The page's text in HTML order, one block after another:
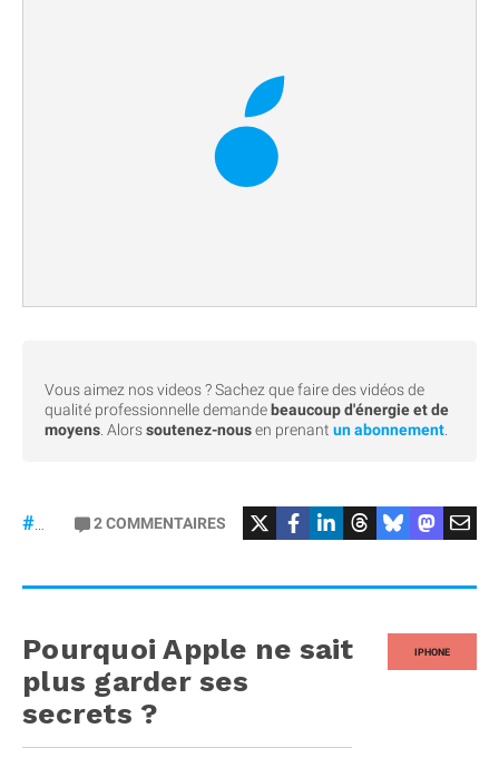
Vous aimez nos videos ? Sachez que faire des vidéos de
qualité professionnelle demande beaucoup d'énergie et de
moyens. Alorssoutenez-nousen prenant un abonnement.
#iPhoneFold #iPhonePliable
2COMMENTAIRES
IPHONE
Pourquoi Apple ne sait
plus garder ses
secrets ?